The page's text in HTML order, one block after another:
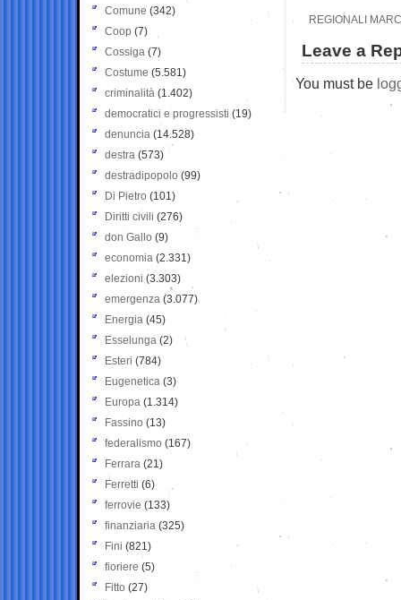
REGIONALI
Leave a
You must be
Comune (342)
Coop (7)
Cossiga (7)
Costume (5.581)
criminalità (1.402)
democratici e progressisti (19)
denuncia (14.528)
destra (573)
destradipopolo (99)
Di Pietro (101)
Diritti civili (276)
don Gallo (9)
economia (2.331)
elezioni (3.303)
emergenza (3.077)
Energia (45)
Esselunga (2)
Esteri (784)
Eugenetica (3)
Europa (1.314)
Fassino (13)
federalismo (167)
Ferrara (21)
Ferretti (6)
ferrovie (133)
finanziaria (325)
Fini (821)
fioriere (5)
Fitto (27)